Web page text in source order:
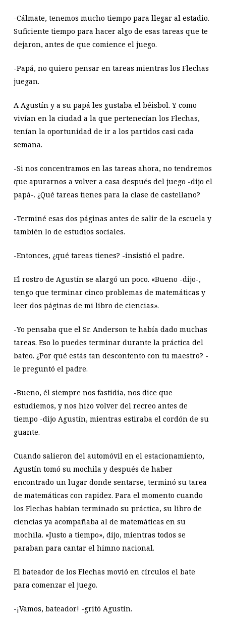
-Cálmate, tenemos mucho tiempo para llegar al estadio.
Suficiente tiempo para hacer algo de esas tareas que te
dejaron, antes de que comience el juego.
-Papá, no quiero pensar en tareas mientras los Flechas
juegan.
A Agustín y a su papá les gustaba el béisbol. Y como
vivían en la ciudad a la que pertenecían los Flechas,
tenían la oportunidad de ir a los partidos casi cada
semana.
-Si nos concentramos en las tareas ahora, no tendremos
que apurarnos a volver a casa después del juego -dijo el
papá-. ¿Qué tareas tienes para la clase de castellano?
-Terminé esas dos páginas antes de salir de la escuela y
también lo de estudios sociales.
-Entonces, ¿qué tareas tienes? -insistió el padre.
El rostro de Agustín se alargó un poco. «Bueno -dijo-,
tengo que terminar cinco problemas de matemáticas y
leer dos páginas de mi libro de ciencias».
-Yo pensaba que el Sr. Anderson te había dado muchas
tareas. Eso lo puedes terminar durante la práctica del
bateo. ¿Por qué estás tan descontento con tu maestro? -
le preguntó el padre.
-Bueno, él siempre nos fastidia, nos dice que
estudiemos, y nos hizo volver del recreo antes de
tiempo -dijo Agustín, mientras estiraba el cordón de su
guante.
Cuando salieron del automóvil en el estacionamiento,
Agustín tomó su mochila y después de haber
encontrado un lugar donde sentarse, terminó su tarea
de matemáticas con rapidez. Para el momento cuando
los Flechas habían terminado su práctica, su libro de
ciencias ya acompañaba al de matemáticas en su
mochila. «Justo a tiempo», dijo, mientras todos se
paraban para cantar el himno nacional.
El bateador de los Flechas movió en círculos el bate
para comenzar el juego.
-¡Vamos, bateador! -gritó Agustín.